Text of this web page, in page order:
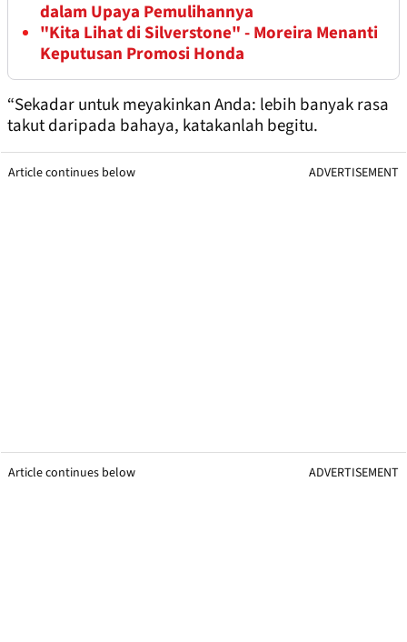
dalam Upaya Pemulihannya
"Kita Lihat di Silverstone" - Moreira Menanti
Keputusan Promosi Honda
“Sekadar untuk meyakinkan Anda: lebih banyak rasa
takut daripada bahaya, katakanlah begitu.
Article continues below ADVERTISEMENT
Article continues below ADVERTISEMENT